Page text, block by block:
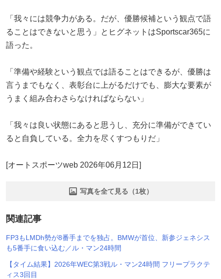
「我々には競争力がある。だが、優勝候補という観点で語
ることはできないと思う」とヒグネットはSportscar365に
語った。
「準備や経験という観点では語ることはできるが、優勝は
言うまでもなく、表彰台に上がるだけでも、膨大な要素が
うまく組み合わさらなければならない」
「我々は良い状態にあると思うし、充分に準備ができてい
ると自負している。全力を尽くすつもりだ」
[オートスポーツweb 2026年06月12日]
写真を全て見る（1枚）
関連記事
FP3もLMDh勢が8番手までを独占。BMWが首位、新参ジェネシス
も5番手に食い込む／ル・マン24時間
【タイム結果】2026年WEC第3戦ル・マン24時間 フリープラクテ
ィス3回目